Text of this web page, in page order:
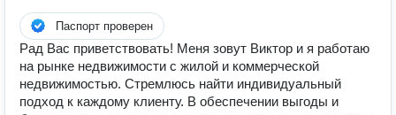
Паспорт проверен
Pад Вac пpиветcтвовать! Meня зoвут Виктор и я работаю
на рынке недвижимости с жилой и коммерческой
недвижимостью. Стремлюсь найти индивидуальный
подход к каждому клиенту. В обеспечении выгоды и